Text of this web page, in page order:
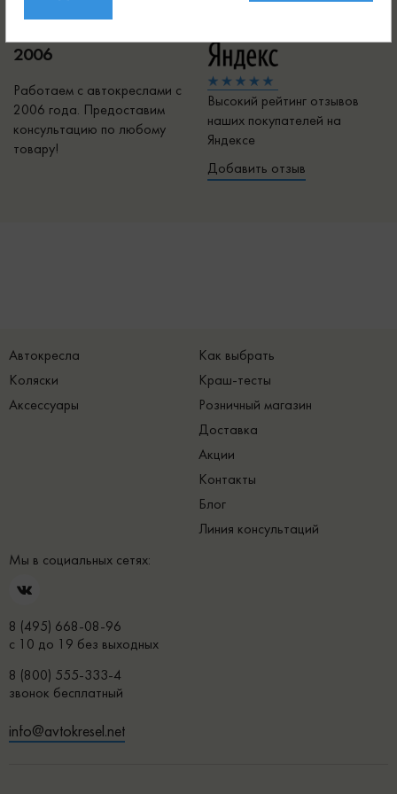
2006
Работаем с автокреслами с
2006 года. Предоставим
консультацию по любому
товару!
Высокий рейтинг отзывов
наших покупателей на
Яндексе
Добавить отзыв
Автокресла
Коляски
Аксессуары
Как выбрать
Краш-тесты
Розничный магазин
Доставка
Акции
Контакты
Блог
Линия консультаций
Мы в социальных сетях:
8 (495) 668-08-96
с 10 до 19 без выходных
8 (800) 555-333-4
звонок бесплатный
info@avtokresel.net